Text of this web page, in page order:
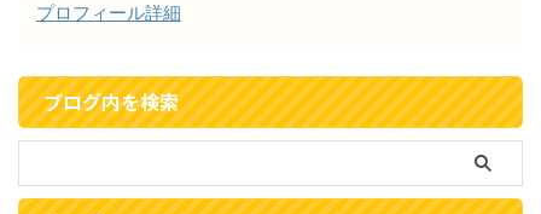
プロフィール詳細
ブログ内を検索